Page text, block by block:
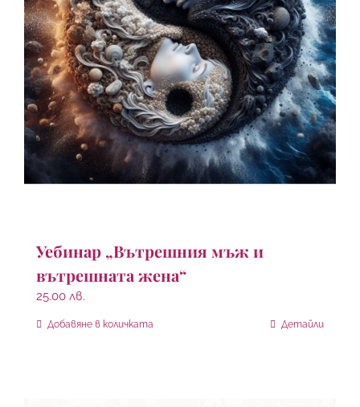
Уебинар „Вътрешния мъж и
вътрешната жена“
25.00 лв.
Добавяне в количката Детайли